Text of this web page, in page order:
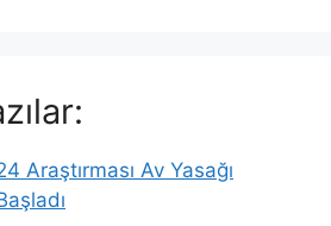
Araştırması Av Yasağı